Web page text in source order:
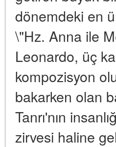
dönemdeki en
\"Hz. Anna ile
Leonardo, üç
kompozisyon
bakarken olan
Tanrı'nın
zirvesi haline